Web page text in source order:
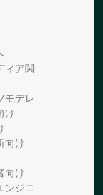
ィア関
モデレ
け
向け
向け
ンジニ